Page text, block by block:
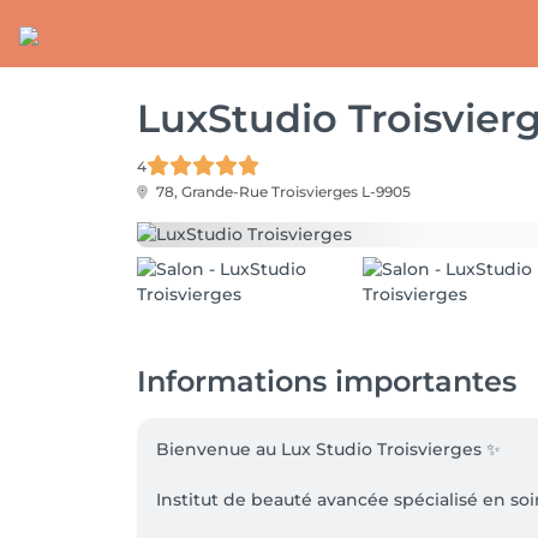
LuxStudio
4
78, Grande-Rue Troisvierges L-9905
Informations importantes
Bienvenue au Lux Studio Troisvierges ✨
Institut de beauté avancée spécialisé en